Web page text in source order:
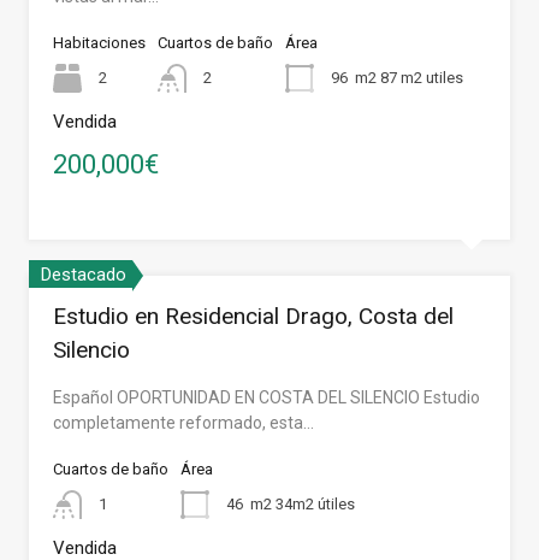
Habitaciones
2
Cuartos de baño
2
Área
96 m2 87 m2 utiles
Vendida
200,000€
Destacado
Estudio en Residencial Drago, Costa del
Silencio
Español OPORTUNIDAD EN COSTA DEL SILENCIO Estudio
completamente reformado, esta…
Cuartos de baño
1
Área
46 m2 34m2 útiles
Vendida